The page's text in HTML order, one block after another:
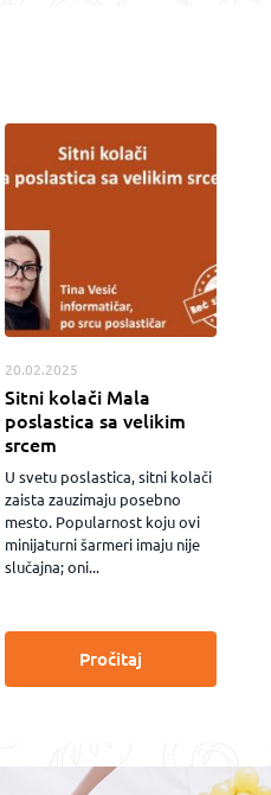
20.02.2025
Sitni kolači Mala
poslastica sa velikim
srcem
U svetu poslastica, sitni kolači
zaista zauzimaju posebno
mesto. Popularnost koju ovi
minijaturni šarmeri imaju nije
slučajna; oni...
Pročitaj